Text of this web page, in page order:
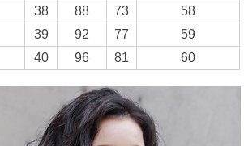
38 88 73
58
39 92 77
59
40 96 81 60